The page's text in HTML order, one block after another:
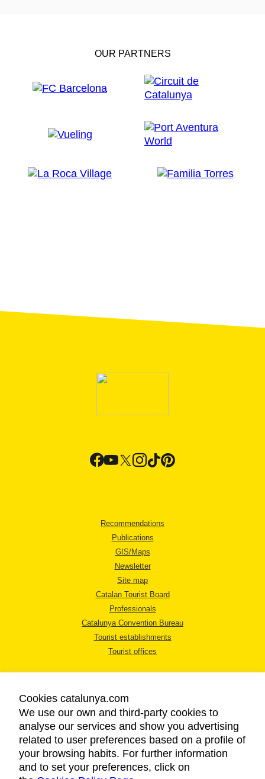
OUR PARTNERS
Recommendations
Publications
GIS/Maps
Newsletter
Site map
Catalan Tourist Board
Professionals
Catalunya Convention Bureau
Tourist establishments
Tourist offices
LEGAL NOTICE
PRIVACY POLICY
COOKIES POLICY
Cookies catalunya.com
We use our own and third-party cookies to
analyse our services and show you advertising
related to user preferences based on a profile of
your browsing habits. For further information
and to set your preferences, click on